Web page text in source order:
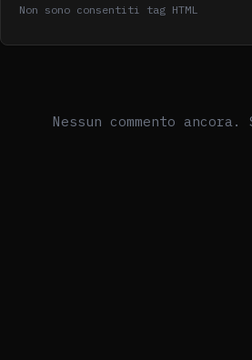
Non sono consentiti tag HTML
Nessun commento